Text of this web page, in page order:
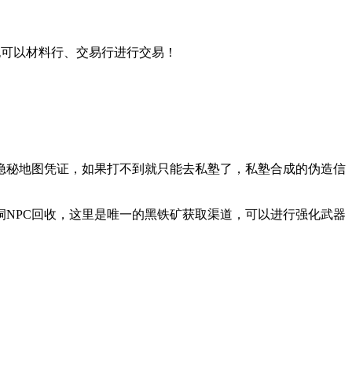
以材料行、交易行进行交易！
地图凭证，如果打不到就只能去私塾了，私塾合成的伪造信
回收，这里是唯一的黑铁矿获取渠道，可以进行强化武器